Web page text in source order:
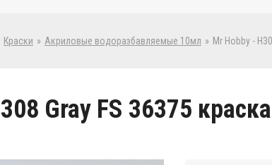
Краски » Акриловые водоразбавляемые 10мл » Mr Hobby -
Gray FS 36375